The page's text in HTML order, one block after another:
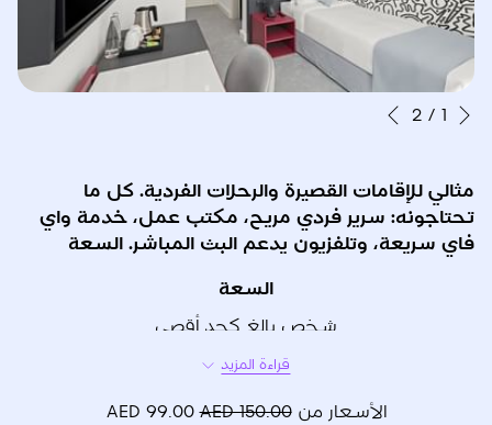
أزرار
عرض
الشرائح
سيؤدي
الروابط
التالية
السابق
1
/
2
مثالي للإقامات القصيرة والرحلات الفردية. كل ما
تحتاجونه: سرير فردي مريح، مكتب عمل، خدمة واي
فاي سريعة، وتلفزيون يدعم البث المباشر. السعة
السعة
شخص بالغ كحد أقصى
نوع السرير
سرير مفرد
قراءة المزيد
الأسعار منAED 150.00
AED 99.00